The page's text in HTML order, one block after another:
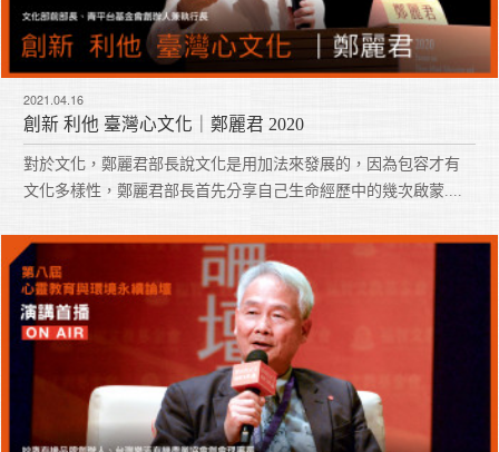
2021.04.16
創新 利他 臺灣心文化｜鄭麗君 2020
對於文化，鄭麗君部長說文化是用加法來發展的，因為包容才有
文化多樣性，鄭麗君部長首先分享自己生命經歷中的幾次啟蒙....